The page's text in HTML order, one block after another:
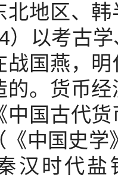
北地区、
）以考古
战国燕，
的。货币
国古代货
《中国史
汉时代盐